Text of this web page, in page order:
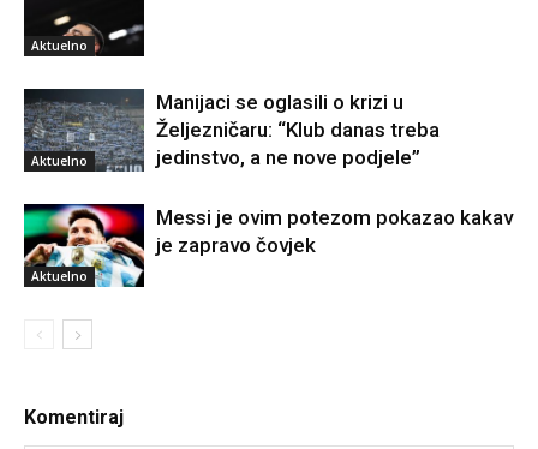
Aktuelno
Aktuelno
Manijaci se oglasili o krizi u
Željezničaru: “Klub danas treba
jedinstvo, a ne nove podjele”
Aktuelno
Messi je ovim potezom pokazao kakav
je zapravo čovjek
Komentiraj